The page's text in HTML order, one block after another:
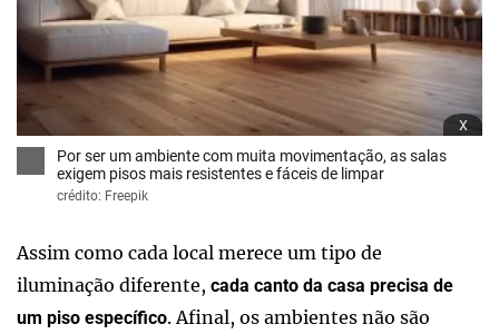
x
Por ser um ambiente com muita movimentação, as salas
exigem pisos mais resistentes e fáceis de limpar
crédito: Freepik
Assim como cada local merece um tipo de
iluminação diferente, cada canto da casa precisa de
um piso específico. Afinal, os ambientes não são